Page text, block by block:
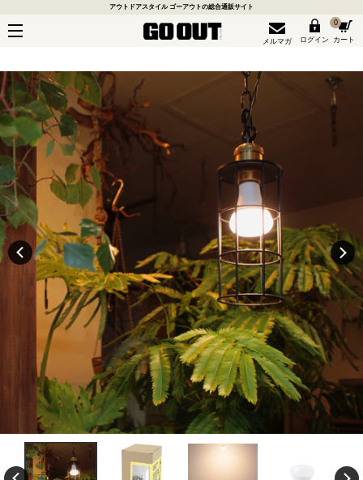
アウトドアスタイル ゴーアウトの総合通販サイト
メルマガ ログイン
0
カート